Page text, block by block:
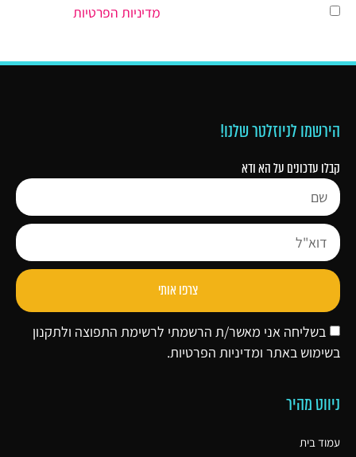
מדיניות הפרטיות
הירשמו לניוזלטר שלנו!
קבלו עדכונים על הא ודא
בשליחה אני מאשר/ת הרשמתי לרשימת התפוצה ולתקנון
בשימוש באתר ומדיניות הפרטיות.
צרפו אותי
ניווט מהיר
עמוד בית